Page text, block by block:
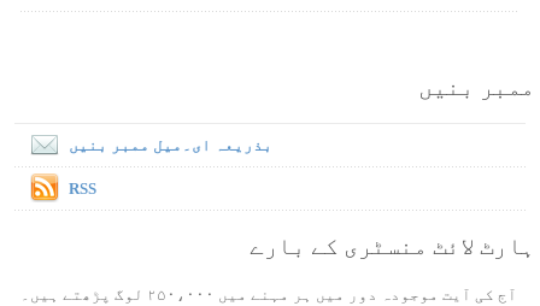
ممبر بنیں
بذریعہ ای۔میل ممبر بنیں
RSS
ہارٹ لائٹ منسٹری کے بارے
آج کی آیت موجودہ دور میں ہر مہنے میں ۲۵۰،۰۰۰ لوگ پڑھتے ہیں۔